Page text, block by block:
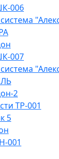
006
007
2
ТР-001
5
001